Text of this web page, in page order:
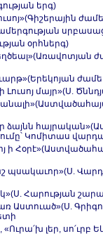
երգ)
օրհներգ)
մայր»(Ս.
ձայնն
Կոմիտաս
ի
պսակաւոր»(Ս.
Հարության
Աստուած»(Ս.
լեր,